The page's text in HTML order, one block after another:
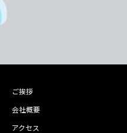
ご挨拶
会社概要
アクセス